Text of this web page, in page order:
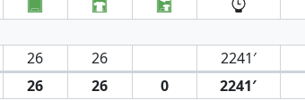
26 26 2241′
26
26 0 2241′